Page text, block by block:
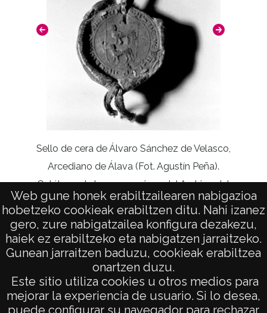
Web gune honek erabiltzailearen nabigazioa
hobetzeko cookieak erabiltzen ditu. Nahi izanez
gero, zure nabigatzailea konfigura dezakezu,
haiek ez erabiltzeko eta nabigatzen jarraitzeko.
Gunean jarraitzen baduzu, cookieak erabiltzea
onartzen duzu.
Este sitio utiliza cookies u otros medios para
mejorar la experiencia de usuario. Si lo desea,
puede configurar su navegador para rechazar
Sello de cera de Álvaro Sánchez de Velasco,
Arcediano de Álava (Fot. Agustín Peña).
Catálogo de los pergaminos del Archivo del
Cabildo de la Universidad de Parroquias de
Vitoria (CUP)
AVISO LEGAL
POLÍTICA DE PRIVACIDAD
ACCESIBILIDAD